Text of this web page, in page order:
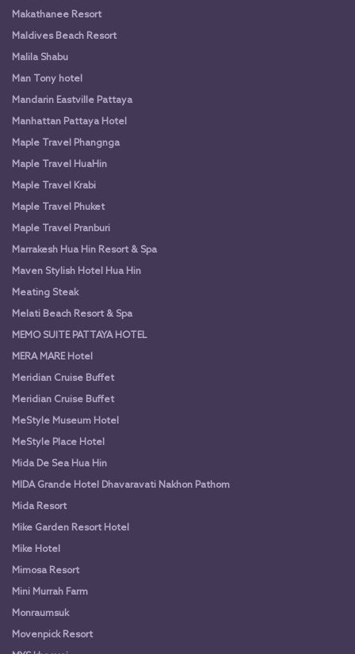
Makathanee Resort
Maldives Beach Resort
Malila Shabu
Man Tony hotel
Mandarin Eastville Pattaya
Manhattan Pattaya Hotel
Maple Travel Phangnga
Maple Travel HuaHin
Maple Travel Krabi
Maple Travel Phuket
Maple Travel Pranburi
Marrakesh Hua Hin Resort & Spa
Maven Stylish Hotel Hua Hin
Meating Steak
Melati Beach Resort & Spa
MEMO SUITE PATTAYA HOTEL
MERA MARE Hotel
Meridian Cruise Buffet
Meridian Cruise Buffet
MeStyle Museum Hotel
MeStyle Place Hotel
Mida De Sea Hua Hin
MIDA Grande Hotel Dhavaravati Nakhon Pathom
Mida Resort
Mike Garden Resort Hotel
Mike Hotel
Mimosa Resort
Mini Murrah Farm
Monraumsuk
Movenpick Resort